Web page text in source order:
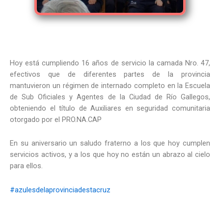
Hoy está cumpliendo 16 años de servicio la camada Nro. 47,
efectivos que de diferentes partes de la provincia
mantuvieron un régimen de internado completo en la Escuela
de Sub Oficiales y Agentes de la Ciudad de Río Gallegos,
obteniendo el título de Auxiliares en seguridad comunitaria
otorgado por el PRO.NA.CAP
En su aniversario un saludo fraterno a los que hoy cumplen
servicios activos, y a los que hoy no están un abrazo al cielo
para ellos.
#azulesdelaprovinciadestacruz